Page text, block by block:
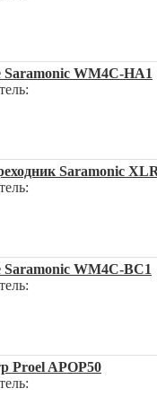
Saramonic WM4C-HA1
Saramonic
Saramonic WM4C-BC1
Proel APOP50